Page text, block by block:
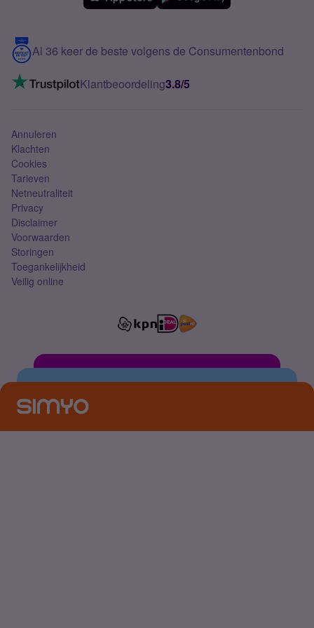
Meerdere nummers
5G internet
Mobiel internet
Mobiel abonnement
Contact
VoLTE 4G bellen
Al 36 keer de beste volgens de Consumentenbond
Klantbeoordeling3.8/5
Annuleren
Klachten
Cookies
Tarieven
Netneutraliteit
Privacy
Disclaimer
Voorwaarden
Storingen
Toegankelijkheid
Veilig online